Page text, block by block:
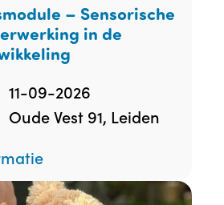
– Sensorische
in de
11-09-2026
Oude Vest 91, Leiden